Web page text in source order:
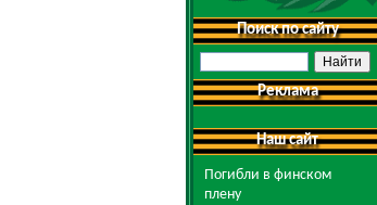
Поиск по сайту
Реклама
Наш сайт
Погибли в финском
плену